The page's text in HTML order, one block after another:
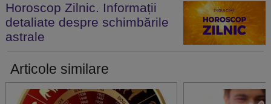
Horoscop Zilnic. Informații
detaliate despre schimbările
astrale
Articole similare